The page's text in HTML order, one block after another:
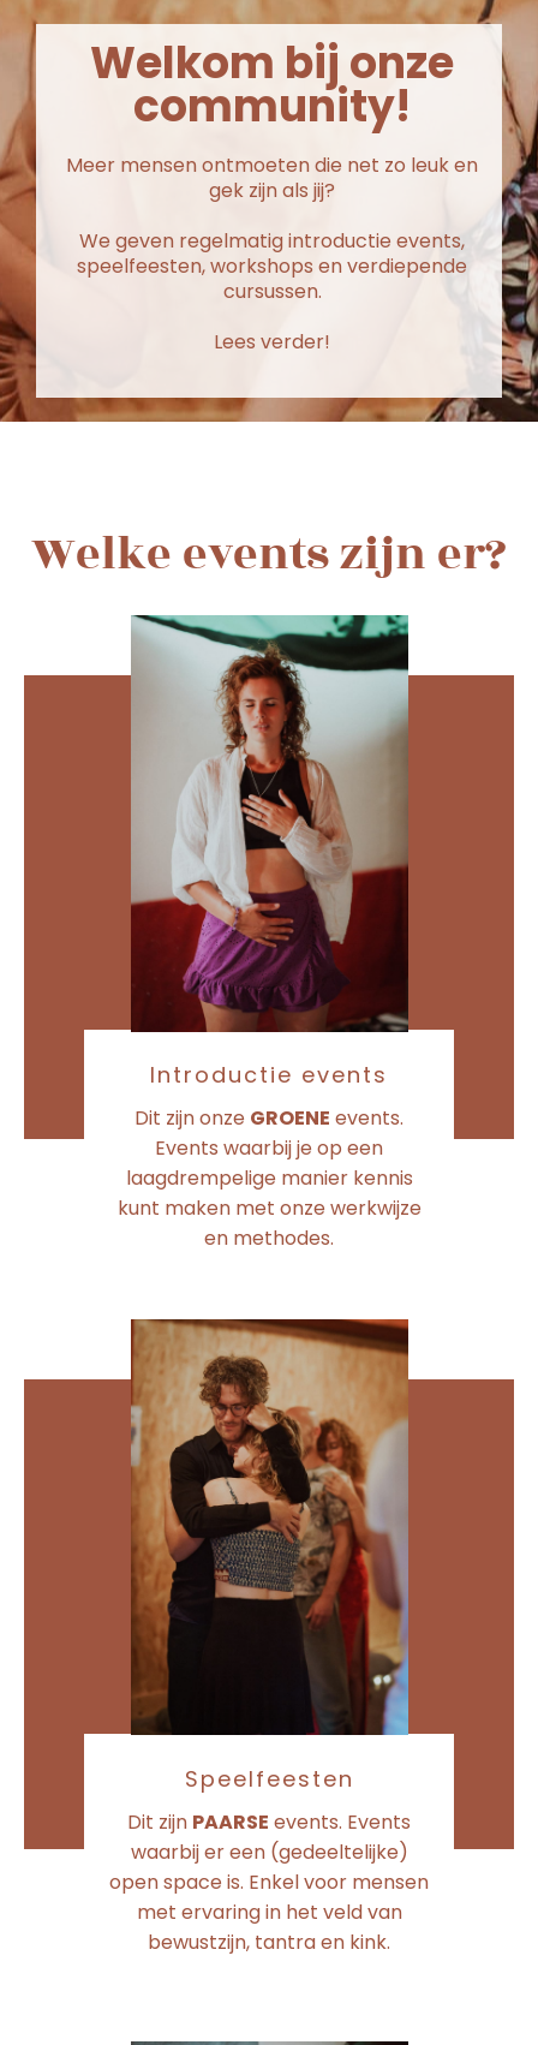
Welkom bij onze
community!
Meer mensen ontmoeten die net zo leuk en
gek zijn als jij?
We geven regelmatig introductie events,
speelfeesten, workshops en verdiepende
cursussen.
Lees verder!
Welke events zijn er?
Introductie events
Dit zijn onze GROENE events.
Events waarbij je op een
laagdrempelige manier kennis
kunt maken met onze werkwijze
en methodes.
Speelfeesten
Dit zijn PAARSE events. Events
waarbij er een (gedeeltelijke)
open space is. Enkel voor mensen
met ervaring in het veld van
bewustzijn, tantra en kink.